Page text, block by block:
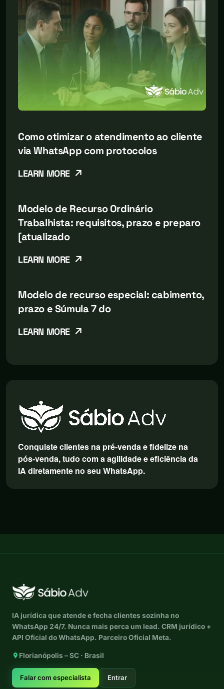
Como otimizar o atendimento ao cliente
via WhatsApp com protocolos
LEARN MORE
Modelo de Recurso Ordinário
Trabalhista: requisitos, prazo e preparo
[atualizado
LEARN MORE
Modelo de recurso especial: cabimento,
prazo e Súmula 7 do
LEARN MORE
Conquiste clientes na pré-venda e fidelize na
pós-venda, tudo com a agilidade e eficiência da
IA diretamente no seu WhatsApp.
IA jurídica que atende e fecha clientes sozinha no
WhatsApp 24/7. Nunca mais perca um lead. CRM jurídico +
API Oficial do WhatsApp. Parceiro Oficial Meta.
Florianópolis – SC · Brasil
Falar com especialista Entrar